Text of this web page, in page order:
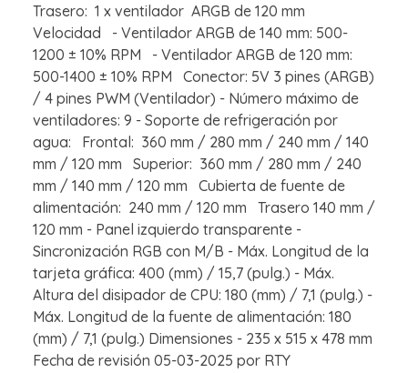
Trasero: 1 x ventilador ARGB de 120 mm
Velocidad - Ventilador ARGB de 140 mm: 500-
1200 ± 10% RPM - Ventilador ARGB de 120 mm:
500-1400 ± 10% RPM Conector: 5V 3 pines (ARGB)
/ 4 pines PWM (Ventilador) - Número máximo de
ventiladores: 9 - Soporte de refrigeración por
agua: Frontal: 360 mm / 280 mm / 240 mm / 140
mm / 120 mm Superior: 360 mm / 280 mm / 240
mm / 140 mm / 120 mm Cubierta de fuente de
alimentación: 240 mm / 120 mm Trasero 140 mm /
120 mm - Panel izquierdo transparente -
Sincronización RGB con M/B - Máx. Longitud de la
tarjeta gráfica: 400 (mm) / 15,7 (pulg.) - Máx.
Altura del disipador de CPU: 180 (mm) / 7,1 (pulg.) -
Máx. Longitud de la fuente de alimentación: 180
(mm) / 7,1 (pulg.) Dimensiones - 235 x 515 x 478 mm
Fecha de revisión 05-03-2025 por RTY